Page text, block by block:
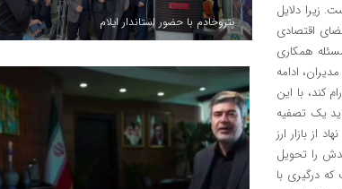
و اصولی نیست. زیرا دلایل
اقتصادی
همکاری
ادامه
کند، با این
یک تصفیه
از بازار ارز
را تحویل
درگیری با
پتروخادم با حضور استاندار ایلام